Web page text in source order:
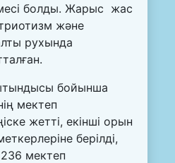
болды. Жарыс жас
және
рухында
бойынша
мектеп
жетті, екінші орын
берілді,
мектеп